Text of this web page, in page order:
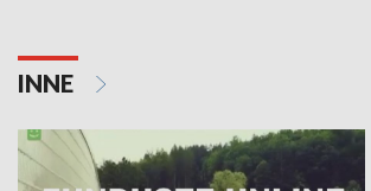
INNE